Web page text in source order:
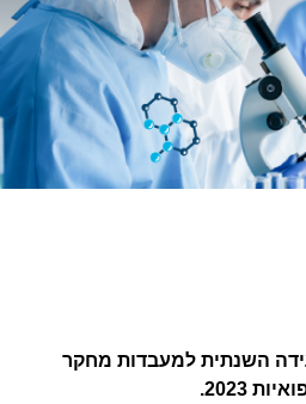
השנתית למעבדות מחקר
2023
.